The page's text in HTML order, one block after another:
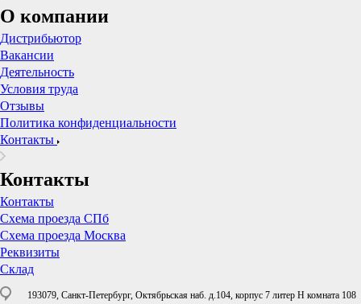
О компании
Дистрибьютор
Вакансии
Деятельность
Условия труда
Отзывы
Политика конфиденциальности
Контакты
Контакты
Контакты
Схема проезда СПб
Схема проезда Москва
Реквизиты
Склад
193079, Санкт-Петербург, Октябрьская наб. д.104, корпус 7 литер Н комната 108